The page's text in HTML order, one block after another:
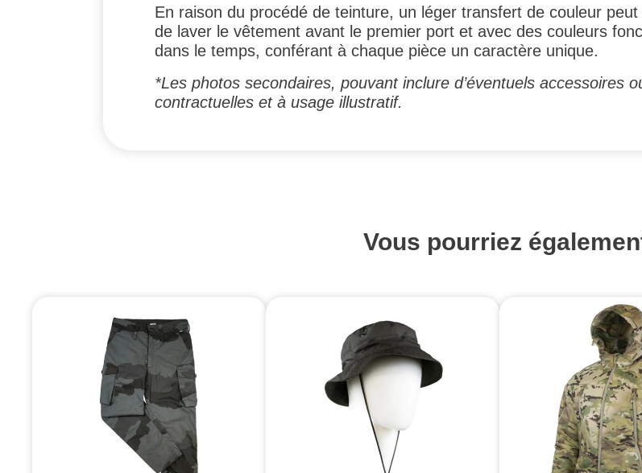
En raison du procédé de teinture, un léger transfert de couleur
de laver le vêtement avant le premier port et avec des couleurs
dans le temps, conférant à chaque pièce un caractère unique.
*Les photos secondaires, pouvant inclure d’éventuels accessoires
contractuelles et à usage illustratif.
Vous pourriez